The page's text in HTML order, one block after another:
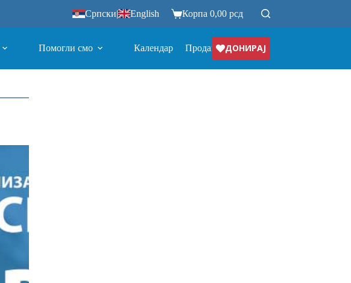
Српски| English Корпа 0,00 рсд
Помогли смо Календар ПродавницаДОНИРАЈ